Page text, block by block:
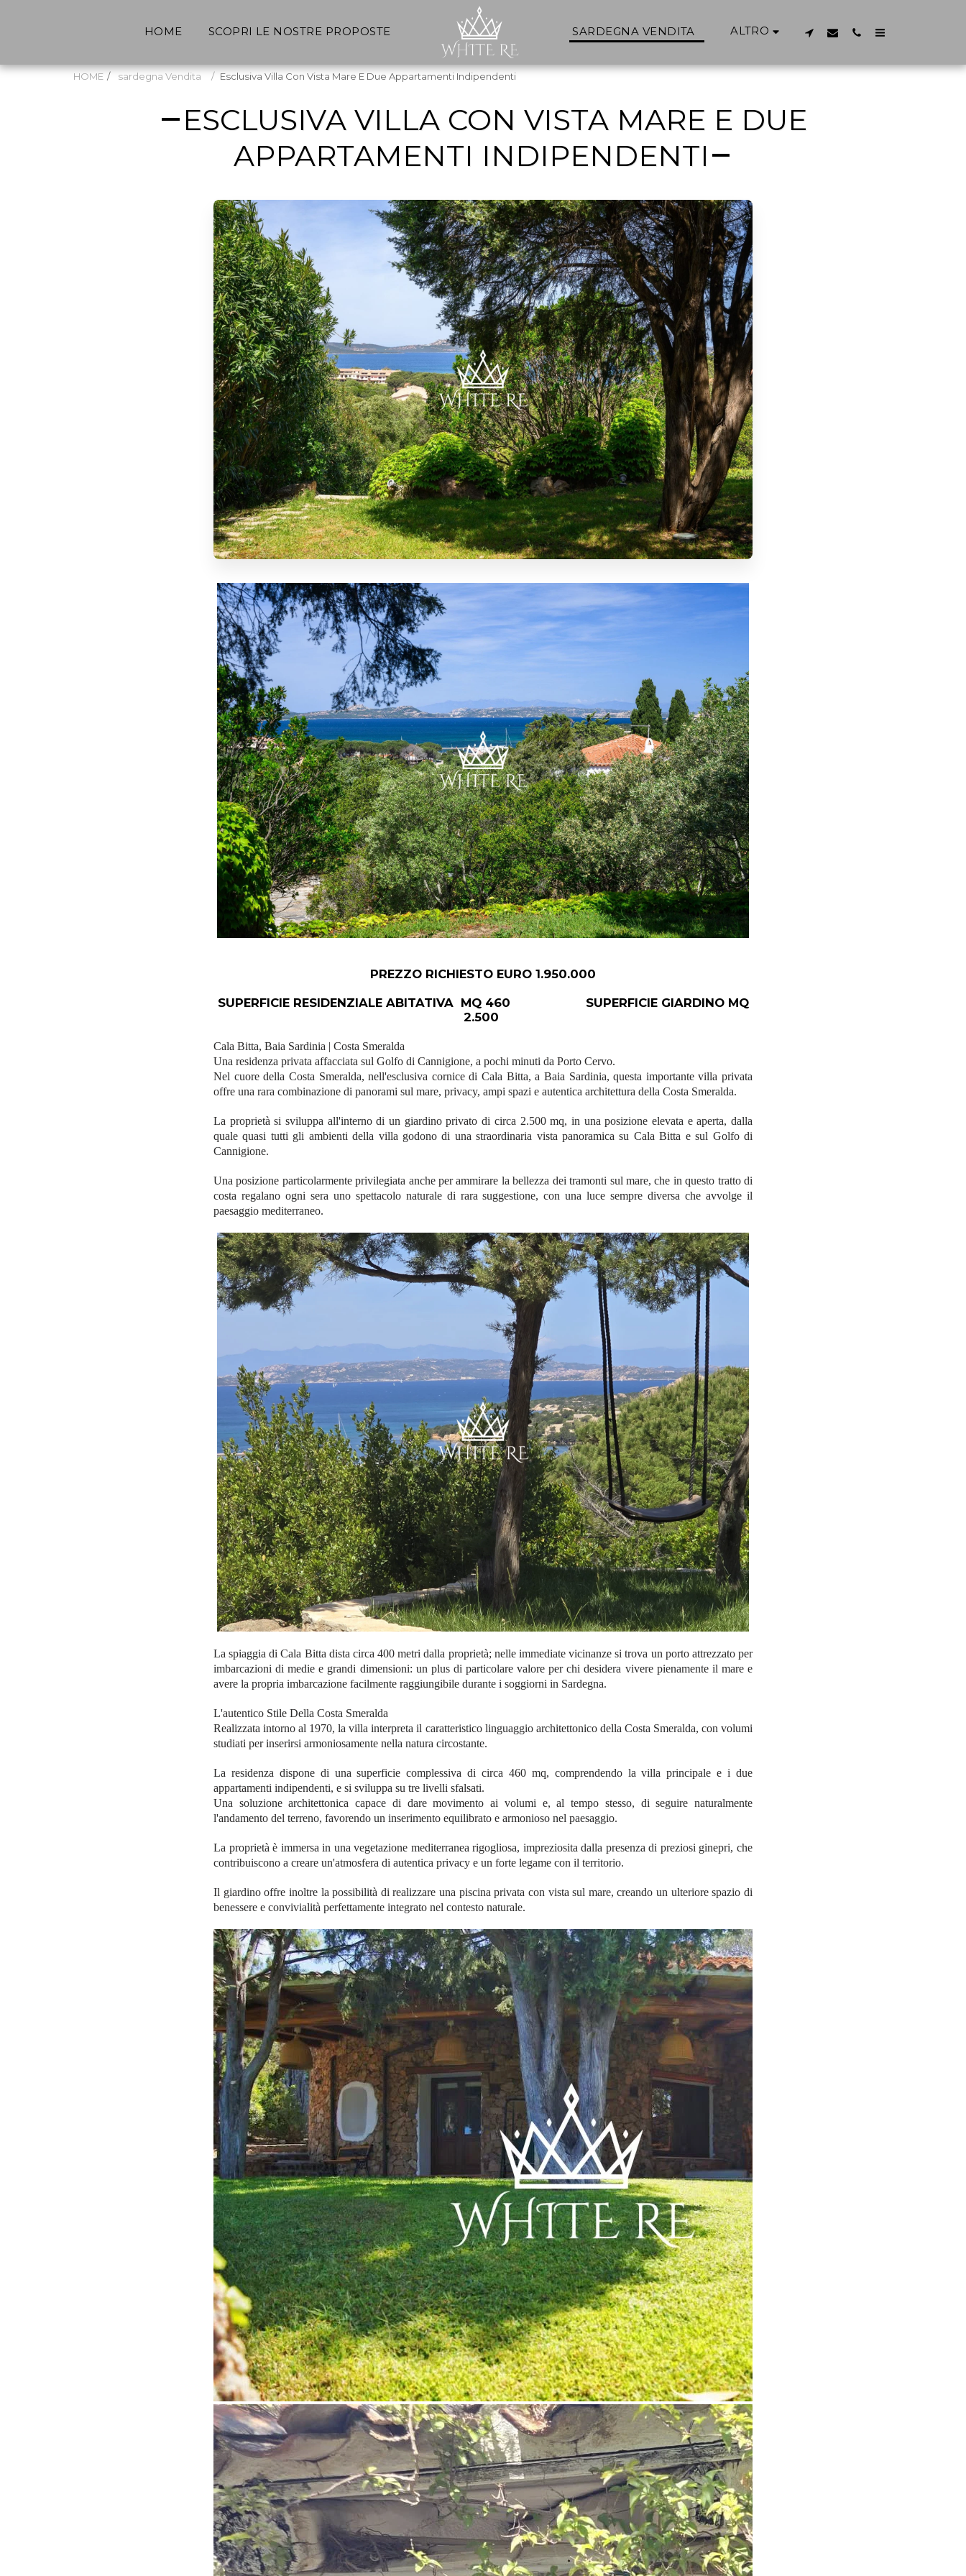
HOME SCOPRI LE NOSTRE PROPOSTE SARDEGNA VENDITA ALTRO
HOME sardegna Vendita Esclusiva Villa Con Vista Mare E Due Appartamenti Indipendenti
ESCLUSIVA VILLA CON VISTA MARE E DUE
APPARTAMENTI INDIPENDENTI
PREZZO RICHIESTO EURO 1.950.000
SUPERFICIE RESIDENZIALE ABITATIVA MQ 460 SUPERFICIE GIARDINO MQ
2.500
Cala Bitta, Baia Sardinia | Costa Smeralda
Una residenza privata affacciata sul Golfo di Cannigione, a pochi minuti da Porto Cervo.
Nel cuore della Costa Smeralda, nell'esclusiva cornice di Cala Bitta, a Baia Sardinia, questa importante villa privata
offre una rara combinazione di panorami sul mare, privacy, ampi spazi e autentica architettura della Costa Smeralda.
La proprietà si sviluppa all'interno di un giardino privato di circa 2.500 mq, in una posizione elevata e aperta, dalla
quale quasi tutti gli ambienti della villa godono di una straordinaria vista panoramica su Cala Bitta e sul Golfo di
Cannigione.
Una posizione particolarmente privilegiata anche per ammirare la bellezza dei tramonti sul mare, che in questo tratto di
costa regalano ogni sera uno spettacolo naturale di rara suggestione, con una luce sempre diversa che avvolge il
paesaggio mediterraneo.
La spiaggia di Cala Bitta dista circa 400 metri dalla proprietà; nelle immediate vicinanze si trova un porto attrezzato per
imbarcazioni di medie e grandi dimensioni: un plus di particolare valore per chi desidera vivere pienamente il mare e
avere la propria imbarcazione facilmente raggiungibile durante i soggiorni in Sardegna.
L'autentico Stile Della Costa Smeralda
Realizzata intorno al 1970, la villa interpreta il caratteristico linguaggio architettonico della Costa Smeralda, con volumi
studiati per inserirsi armoniosamente nella natura circostante.
La residenza dispone di una superficie complessiva di circa 460 mq, comprendendo la villa principale e i due
appartamenti indipendenti, e si sviluppa su tre livelli sfalsati.
Una soluzione architettonica capace di dare movimento ai volumi e, al tempo stesso, di seguire naturalmente
l'andamento del terreno, favorendo un inserimento equilibrato e armonioso nel paesaggio.
La proprietà è immersa in una vegetazione mediterranea rigogliosa, impreziosita dalla presenza di preziosi ginepri, che
contribuiscono a creare un'atmosfera di autentica privacy e un forte legame con il territorio.
Il giardino offre inoltre la possibilità di realizzare una piscina privata con vista sul mare, creando un ulteriore spazio di
benessere e convivialità perfettamente integrato nel contesto naturale.